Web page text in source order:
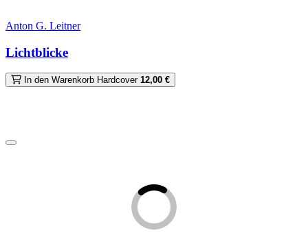
Anton G. Leitner
Lichtblicke
In den Warenkorb Hardcover 12,00 €